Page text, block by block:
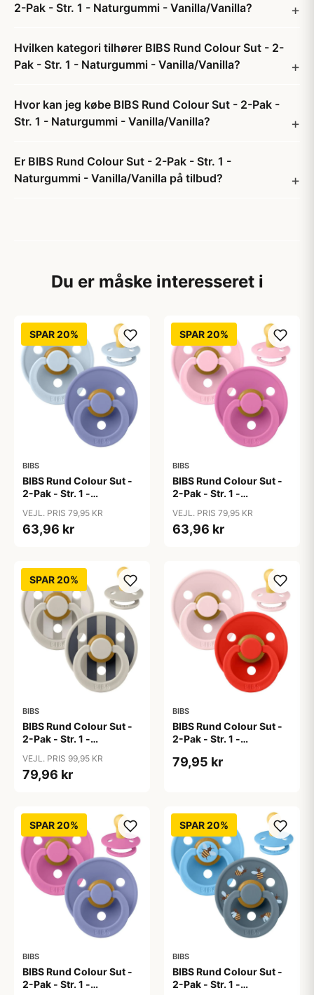
2-Pak - Str. 1 - Naturgummi - Vanilla/Vanilla?
Hvilken kategori tilhører BIBS Rund Colour Sut - 2-
Pak - Str. 1 - Naturgummi - Vanilla/Vanilla?
Hvor kan jeg købe BIBS Rund Colour Sut - 2-Pak -
Str. 1 - Naturgummi - Vanilla/Vanilla?
Er BIBS Rund Colour Sut - 2-Pak - Str. 1 -
Naturgummi - Vanilla/Vanilla på tilbud?
Du er måske interesseret i
SPAR 20%
BIBS
BIBS Rund Colour Sut -
2-Pak - Str. 1 -
Blue/Peri
VEJL. PRIS 79,95 KR
63,96 kr
SPAR 20%
BIBS
BIBS Rund Colour Sut -
2-Pak - Str. 1 -
Pink/Bubblegum
VEJL. PRIS 79,95 KR
63,96 kr
SPAR 20%
BIBS
BIBS Rund Colour Sut -
2-Pak - Str. 1 -
Studio - Sand Mix
VEJL. PRIS 99,95 KR
79,96 kr
BIBS
BIBS Rund Colour Sut -
2-Pak - Str. 1 -
Blossom/Candy Apple
79,95 kr
SPAR 20%
BIBS
BIBS Rund Colour Sut -
2-Pak - Str. 1 -
SPAR 20%
BIBS
BIBS Rund Colour Sut -
2-Pak - Str. 1 -